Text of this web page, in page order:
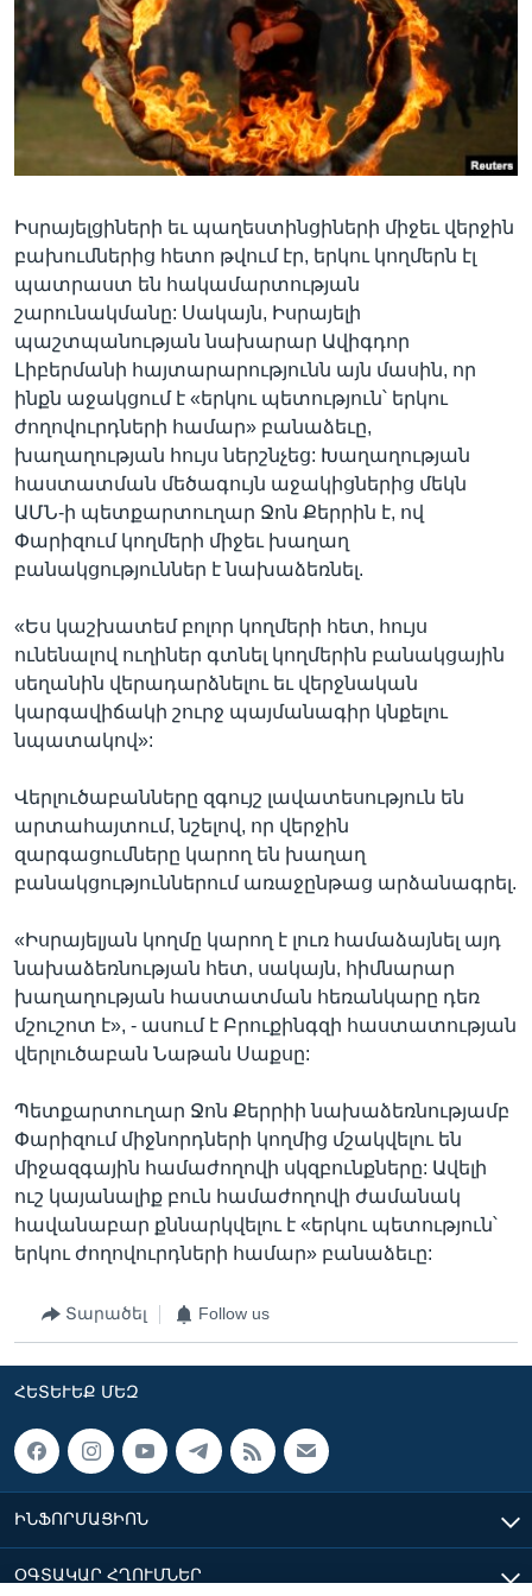
Լեզուներ
Իսրայելցիների եւ պաղեստինցիների միջեւ վերջին
բախումներից հետո թվում էր, երկու կողմերն էլ
պատրաստ են հակամարտության
շարունակմանը: Սակայն, Իսրայելի
պաշտպանության նախարար Ավիգդոր
Լիբերմանի հայտարարությունն այն մասին, որ
ինքն աջակցում է «երկու պետություն՝ երկու
ժողովուրդների համար» բանաձեւը,
խաղաղության հույս ներշնչեց: Խաղաղության
հաստատման մեծագույն աջակիցներից մեկն
ԱՄՆ-ի պետքարտուղար Ջոն Քերրին է, ով
Փարիզում կողմերի միջեւ խաղաղ
բանակցություններ է նախաձեռնել.
«Ես կաշխատեմ բոլոր կողմերի հետ, հույս
ունենալով ուղիներ գտնել կողմերին բանակցային
սեղանին վերադարձնելու եւ վերջնական
կարգավիճակի շուրջ պայմանագիր կնքելու
նպատակով»:
Վերլուծաբանները զգույշ լավատեսություն են
արտահայտում, նշելով, որ վերջին
զարգացումները կարող են խաղաղ
բանակցություններում առաջընթաց արձանագրել.
«Իսրայելյան կողմը կարող է լուռ համաձայնել այդ
նախաձեռնության հետ, սակայն, հիմնարար
խաղաղության հաստատման հեռանկարը դեռ
մշուշոտ է», - ասում է Բրուքինգզի հաստատության
վերլուծաբան Նաթան Սաքսը:
Պետքարտուղար Ջոն Քերրիի նախաձեռնությամբ
Փարիզում միջնորդների կողմից մշակվելու են
միջազգային համաժողովի սկզբունքները: Ավելի
ուշ կայանալիք բուն համաժողովի ժամանակ
հավանաբար քննարկվելու է «երկու պետություն՝
երկու ժողովուրդների համար» բանաձեւը:
Տարածել Follow us
ՀԵՏԵՒԵՔ ՄԵԶ
ԻՆՖՈՐՄԱՑԻՈՆ
ՕԳՏԱԿԱՐ ՀՂՈՒՄՆԵՐ